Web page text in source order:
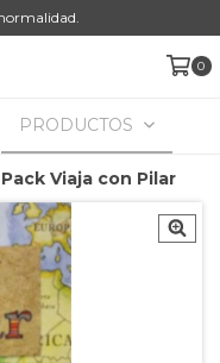
0
PRODUCTOS
Pack Viaja con Pilar